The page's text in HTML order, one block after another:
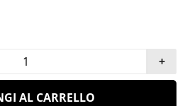
+
AL CARRELLO